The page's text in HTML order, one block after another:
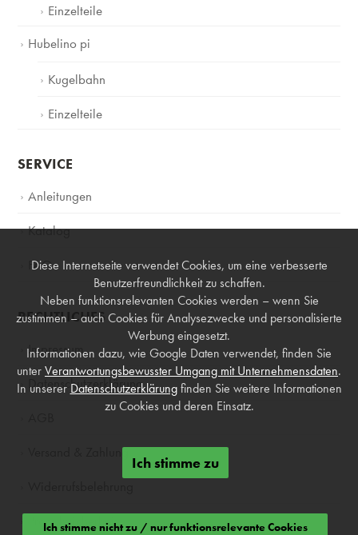
Einzelteile
Hubelino pi
Kugelbahn
Einzelteile
SERVICE
Anleitungen
Katalog
FAQ
RECHTLICHES
Impressum
Datenschutzerklärung
Versand & Zahlung
Produktsicherheit
Diese Internetseite verwendet Cookies, um eine verbesserte
Benutzerfreundlichkeit zu schaffen.
Neben funktionsrelevanten Cookies werden – wenn Sie
zustimmen – auch Cookies für Analysezwecke und personalisierte
Werbung eingesetzt.
Informationen dazu, wie Google Daten verwendet, finden Sie
unterVerantwortungsbewusster Umgang mit Unternehmensdaten.
In unserer Datenschutzerklärungfinden Sie weitere Informationen
zu Cookies und deren Einsatz.
Ich stimme zu
Ich stimme nicht zu / nur funktionsrelevante Cookies